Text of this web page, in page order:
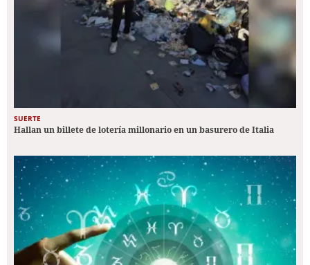
SUERTE
Hallan un billete de lotería millonario en un basurero de Italia